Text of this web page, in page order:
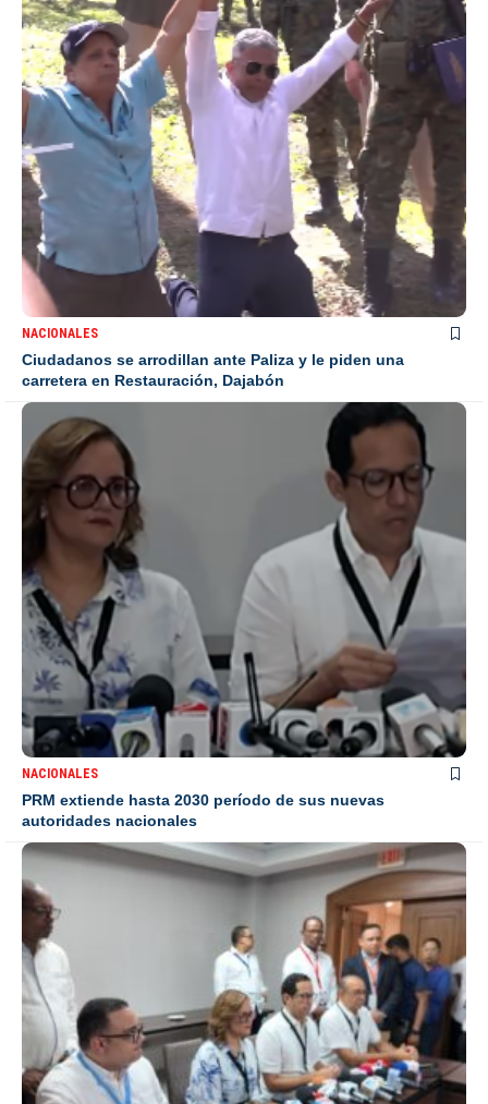
NACIONALES
Ciudadanos se arrodillan ante Paliza y le piden una
carretera en Restauración, Dajabón
NACIONALES
PRM extiende hasta 2030 período de sus nuevas
autoridades nacionales